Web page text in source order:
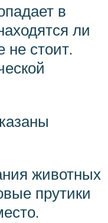
в
ли
не стоит.
животных
прутики